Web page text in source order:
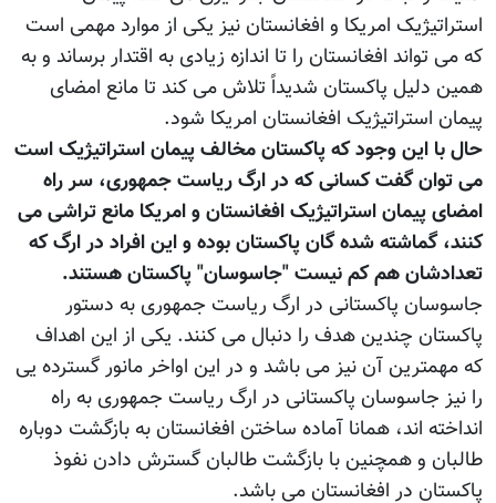
استراتیژیک امریکا و افغانستان نیز یکی از موارد مهمی است
که می تواند افغانستان را تا اندازه زیادی به اقتدار برساند و به
همین دلیل پاکستان شدیداً تلاش می کند تا مانع امضای
پیمان استراتیژیک افغانستان امریکا شود.
حال با این وجود که پاکستان مخالف پیمان استراتیژیک است
می توان گفت کسانی که در ارگ ریاست جمهوری، سر راه
امضای پیمان استراتیژیک افغانستان و امریکا مانع تراشی می
کنند، گماشته شده گان پاکستان بوده و این افراد در ارگ که
تعدادشان هم کم نیست "جاسوسان" پاکستان هستند.
جاسوسان پاکستانی در ارگ ریاست جمهوری به دستور
پاکستان چندین هدف را دنبال می کنند. یکی از این اهداف
که مهمترین آن نیز می باشد و در این اواخر مانور گسترده یی
را نیز جاسوسان پاکستانی در ارگ ریاست جمهوری به راه
انداخته اند، همانا آماده ساختن افغانستان به بازگشت دوباره
طالبان و همچنین با بازگشت طالبان گسترش دادن نفوذ
پاکستان در افغانستان می باشد.